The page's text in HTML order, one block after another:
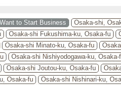
Want to Start Business
Osaka-shi,
Osaka-shi Fukushima-ku, Osaka-fu
Osaka-shi Minato-ku, Osaka-fu
Osaka-shi Nishiyodogawa-ku, Osaka-
Osaka-shi Joutou-ku, Osaka-fu
Osaka-fu
Osaka-shi Nishinari-ku,